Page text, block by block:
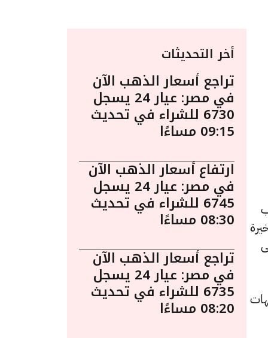
للشراء، مرتفعًا بقيمة 10 جنيهات
أخر التحديثات
تراجع أسعار الذهب الآن
في مصر: عيار 24 يسجل
6730 للشراء في تحديث
09:15 مساءًا
ارتفاع أسعار الذهب الآن
في مصر: عيار 24 يسجل
6745 للشراء في تحديث
08:30 مساءًا
تراجع أسعار الذهب الآن
في مصر: عيار 24 يسجل
6735 للشراء في تحديث
08:20 مساءًا